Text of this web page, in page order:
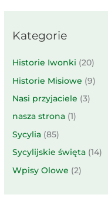
Kategorie
Historie Iwonki (20)
Historie Misiowe (9)
Nasi przyjaciele (3)
nasza strona (1)
Sycylia (85)
Sycylijskie święta (14)
Wpisy Olowe (2)